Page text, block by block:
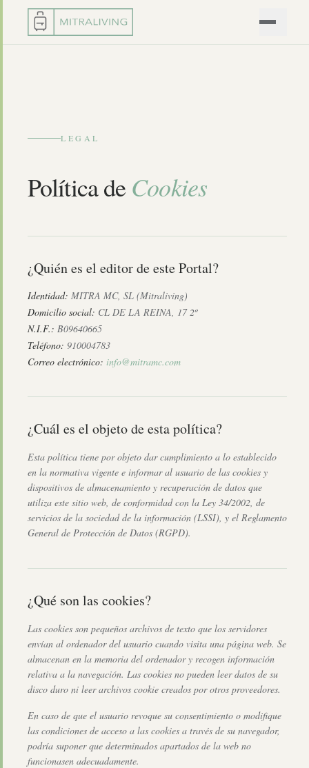
LEGAL
Política de Cookies
¿Quién es el editor de este Portal?
Identidad: MITRA MC, SL (Mitraliving)
Domicilio social: CL DE LA REINA, 17 2º
N.I.F.: B09640665
Teléfono: 910004783
Correo electrónico: info@mitramc.com
¿Cuál es el objeto de esta política?
Esta política tiene por objeto dar cumplimiento a lo establecido
en la normativa vigente e informar al usuario de las cookies y
dispositivos de almacenamiento y recuperación de datos que
utiliza este sitio web, de conformidad con la Ley 34/2002, de
servicios de la sociedad de la información (LSSI), y el Reglamento
General de Protección de Datos (RGPD).
¿Qué son las cookies?
Las cookies son pequeños archivos de texto que los servidores
envían al ordenador del usuario cuando visita una página web. Se
almacenan en la memoria del ordenador y recogen información
relativa a la navegación. Las cookies no pueden leer datos de su
disco duro ni leer archivos cookie creados por otros proveedores.
En caso de que el usuario revoque su consentimiento o modifique
las condiciones de acceso a las cookies a través de su navegador,
podría suponer que determinados apartados de la web no
funcionasen adecuadamente.